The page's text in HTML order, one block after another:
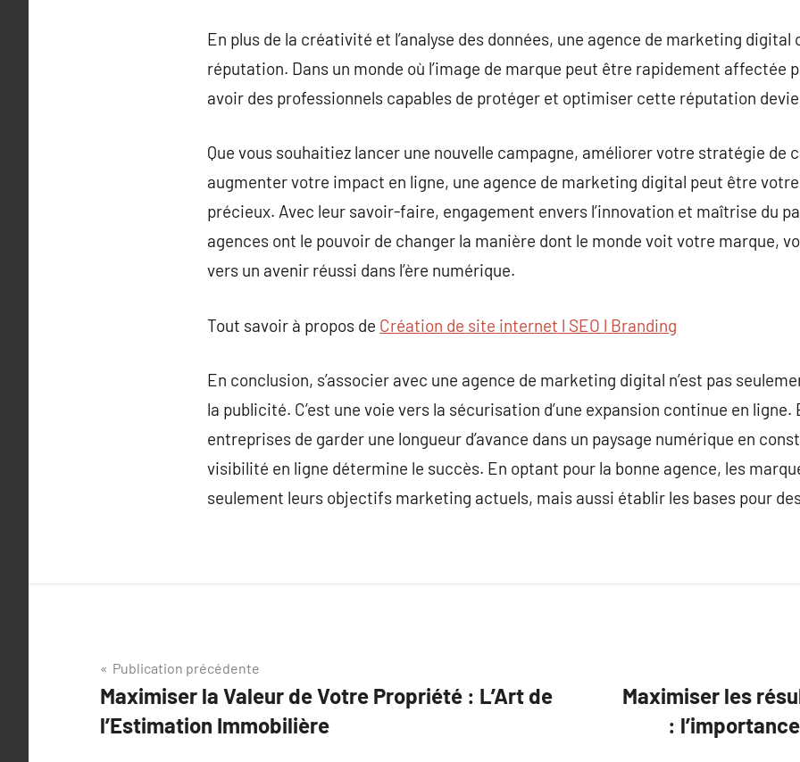
En plus de la créativité et l’analyse des données, une agence de marketing
réputation. Dans un monde où l’image de marque peut être rapidement affectée
avoir des professionnels capables de protéger et optimiser cette réputation
Que vous souhaitiez lancer une nouvelle campagne, améliorer votre stratégie de
augmenter votre impact en ligne, une agence de marketing digital peut être
précieux. Avec leur savoir-faire, engagement envers l’innovation et maîtrise du
agences ont le pouvoir de changer la manière dont le monde voit votre marque,
vers un avenir réussi dans l’ère numérique.
Tout savoir à propos de Création de site internet l SEO l Branding
En conclusion, s’associer avec une agence de marketing digital n’est pas
la publicité. C’est une voie vers la sécurisation d’une expansion continue en ligne.
entreprises de garder une longueur d’avance dans un paysage numérique en
visibilité en ligne détermine le succès. En optant pour la bonne agence, les
seulement leurs objectifs marketing actuels, mais aussi établir les bases pour
Navigation
de
l’article
Publication précédente
Maximiser la Valeur de Votre Propriété : L’Art de
l’Estimation Immobilière
Maximiser les
: